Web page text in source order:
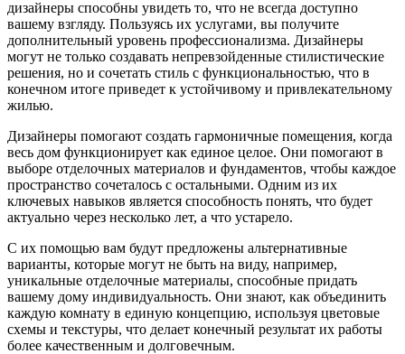
дизайнеры способны увидеть то, что не всегда доступно
вашему взгляду. Пользуясь их услугами, вы получите
дополнительный уровень профессионализма. Дизайнеры
могут не только создавать непревзойденные стилистические
решения, но и сочетать стиль с функциональностью, что в
конечном итоге приведет к устойчивому и привлекательному
жилью.
Дизайнеры помогают создать гармоничные помещения, когда
весь дом функционирует как единое целое. Они помогают в
выборе отделочных материалов и фундаментов, чтобы каждое
пространство сочеталось с остальными. Одним из их
ключевых навыков является способность понять, что будет
актуально через несколько лет, а что устарело.
С их помощью вам будут предложены альтернативные
варианты, которые могут не быть на виду, например,
уникальные отделочные материалы, способные придать
вашему дому индивидуальность. Они знают, как объединить
каждую комнату в единую концепцию, используя цветовые
схемы и текстуры, что делает конечный результат их работы
более качественным и долговечным.